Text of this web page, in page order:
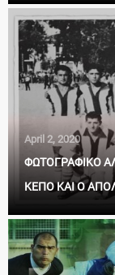
April 2, 2020
ΦΩΤΟΓΡΑΦΙΚΟ
ΚΕΠΟ ΚΑΙ Ο